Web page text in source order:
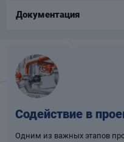
Документация
Содействие в
Одним из важных этапов